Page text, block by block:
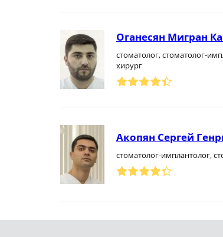
Оганесян Мигран
стоматолог, стоматолог-
хирург
Акопян Сергей
стоматолог-имплантолог,